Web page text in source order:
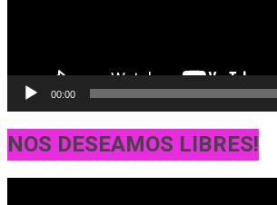
00:00
NOS DESEAMOS LIBRES!